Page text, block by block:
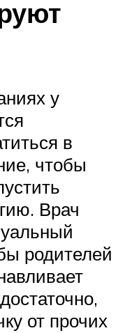
у
в
чтобы
Врач
родителей
от прочих